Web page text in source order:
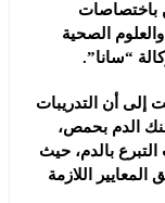
باختصاصات
الصحية
“سانا”.
إلى أن التدريبات
الدم بحمص،
بالدم، حيث
اللازمة